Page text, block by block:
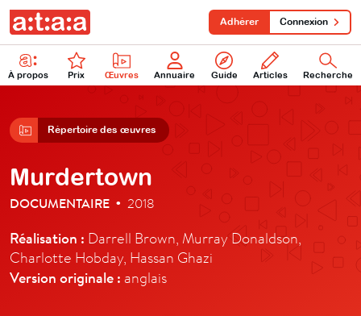
À propos Prix Œuvres Annuaire Guide Articles Recherche
Adhérer Connexion
Répertoire des œuvres
Murdertown
DOCUMENTAIRE • 2018
Réalisation : Darrell Brown, Murray Donaldson,
Charlotte Hobday, Hassan Ghazi
Version originale : anglais